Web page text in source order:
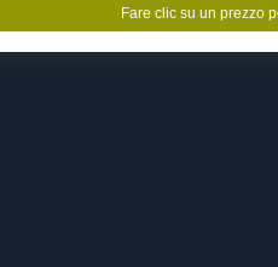
Fare clic su un prezzo